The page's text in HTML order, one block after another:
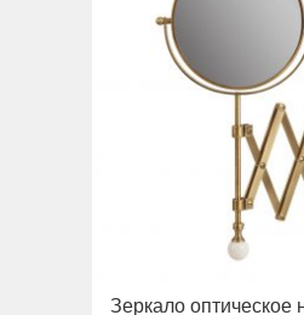
Зеркало оптическое